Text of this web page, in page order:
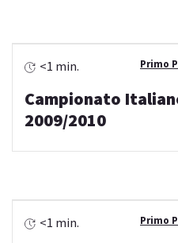
Primo
<1 min.
Campionato
2009/2010
Primo
<1 min.